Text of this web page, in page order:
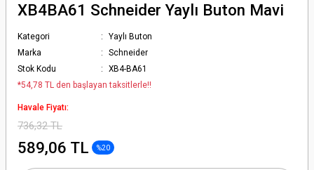
XB4BA61 Schneider Yaylı Buton Mavi
Kategori
Yaylı Buton
Marka
Schneider
Stok Kodu
XB4-BA61
*54,78 TL den başlayan taksitlerle!!
Havale Fiyatı:
736,32 TL
589,06 TL %20